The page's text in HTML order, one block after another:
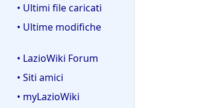
• Ultimi file caricati
• Ultime modifiche
• LazioWiki Forum
• Siti amici
• myLazioWiki